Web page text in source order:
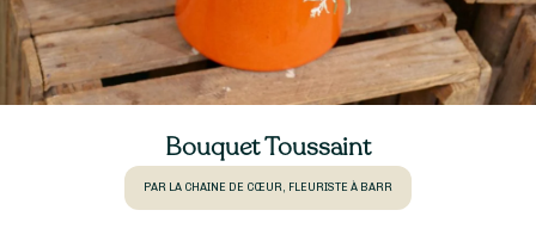
Bouquet Toussaint
PAR LA CHAINE DE CŒUR, FLEURISTE À BARR